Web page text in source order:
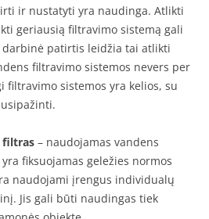
ir nustatyti yra naudinga. Atlikti
geriausią filtravimo sistemą gali
darbinė patirtis leidžia tai atlikti
filtravimo sistemos nevers per
filtravimo sistemos yra kelios, su
filtras – naudojamas vandens
fiksuojamas geležies normos
naudojami įrengus individualų
Jis gali būti naudingas tiek